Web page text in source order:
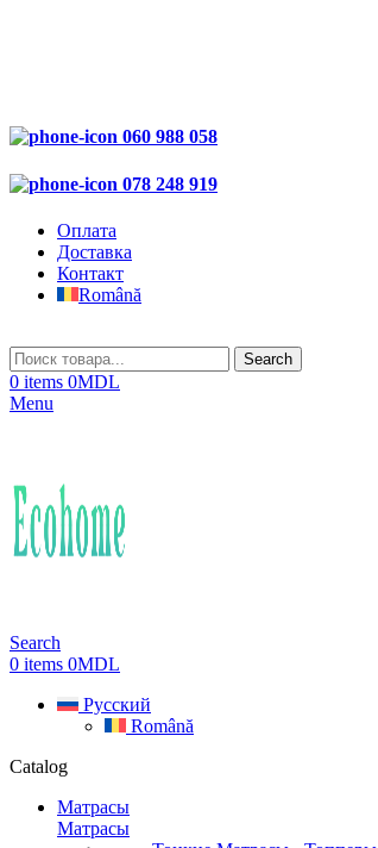
060 988 058
078 248 919
Оплата
Доставка
Контакт
Română
Search
0 items 0MDL
Menu
Search
0 items 0MDL
Русский
Română
Catalog
Матрасы
Матрасы